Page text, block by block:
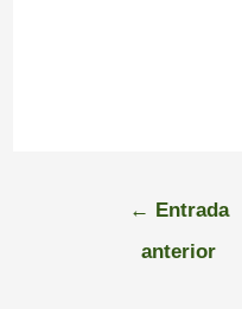
← Entrada
anterior